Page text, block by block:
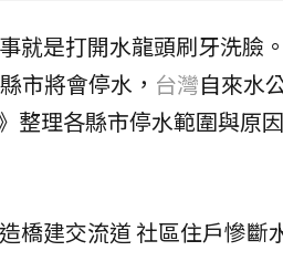
就是打開水龍頭刷牙洗臉
市將會停水 ， 台灣自來水
整理各縣市停水範圍與原
橋建交流道 社區住戶慘斷